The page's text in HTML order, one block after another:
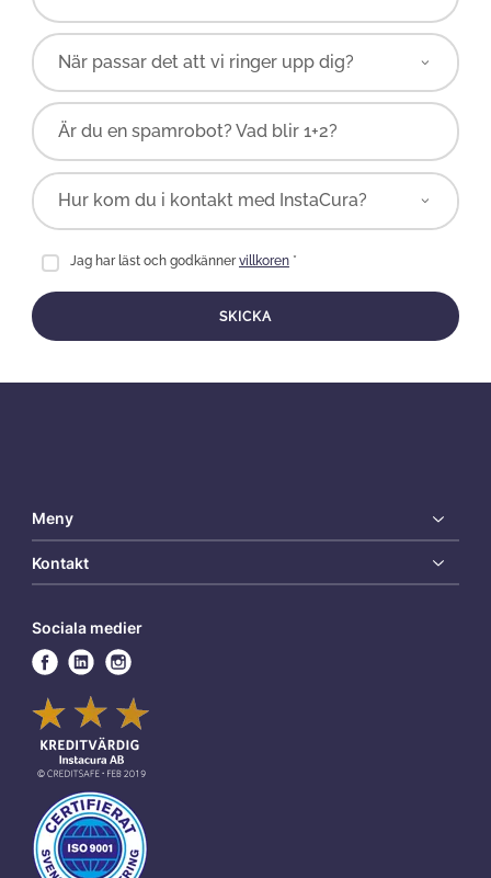
Är du en spamrobot? Vad blir 1+2?
Jag har läst och godkännervillkoren*
SKICKA
Meny
Kontakt
Sociala medier